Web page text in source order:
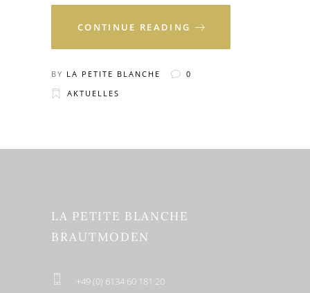
CONTINUE READING
BY LA PETITE BLANCHE
0
AKTUELLES
LA PETITE BLANCHE
BRAUTMODEN
+49 (0) 6134 60 181 20